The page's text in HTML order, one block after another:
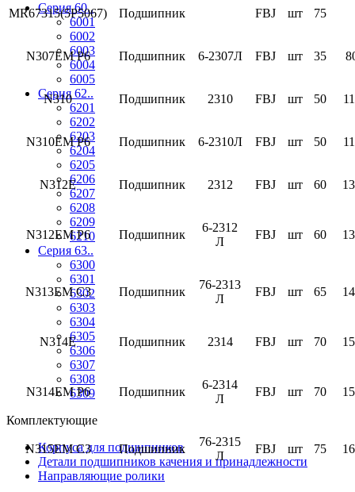
Серия 60..
6001
6002
6003
6004
6005
Серия 62..
6201
6202
6203
6204
6205
6206
6207
6208
6209
6210
Серия 63..
6300
6301
6302
6303
6304
6305
6306
6307
6308
6309
Комплектующие
Корпуса для подшипников
Детали подшипников качения и принадлежности
Направляющие ролики
MR67315(5P5067) Подшипник FBJ шт 75
N307EM P6 Подшипник 6-2307Л FBJ шт 35
N310 Подшипник 2310 FBJ шт 50
N310EM P6 Подшипник 6-2310Л FBJ шт 50
N312E Подшипник 2312 FBJ шт 60
N312EM P6 Подшипник
6-2312
Л
FBJ шт 60
N313EM C3 Подшипник
76-2313
Л
FBJ шт 65
N314E Подшипник 2314 FBJ шт 70
N314EM P6 Подшипник
6-2314
Л
FBJ шт 70
N315EM C3 Подшипник
76-2315
Л
FBJ шт 75